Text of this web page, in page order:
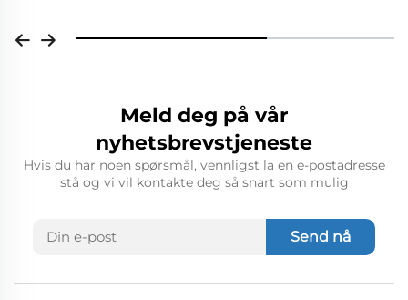
Meld deg på vår
nyhetsbrevstjeneste
Hvis du har noen spørsmål, vennligst la en e-postadresse
stå og vi vil kontakte deg så snart som mulig
Send nå